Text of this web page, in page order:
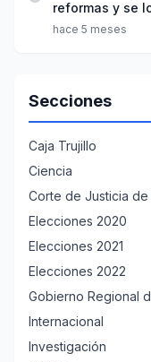
reformas y se
hace 5 meses
Secciones
Caja Trujillo
Ciencia
Corte de Justicia de
Elecciones 2020
Elecciones 2021
Elecciones 2022
Gobierno Regional
Internacional
Investigación